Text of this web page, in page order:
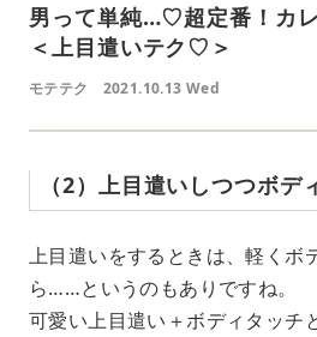
男って単純…♡超定番！カ
＜上目遣いテク♡＞
モテテク 2021.10.13 Wed
（2）上目遣いしつつボデ
上目遣いをするときは、軽くボ
ら……というのもありですね。
可愛い上目遣い＋ボディタッチ